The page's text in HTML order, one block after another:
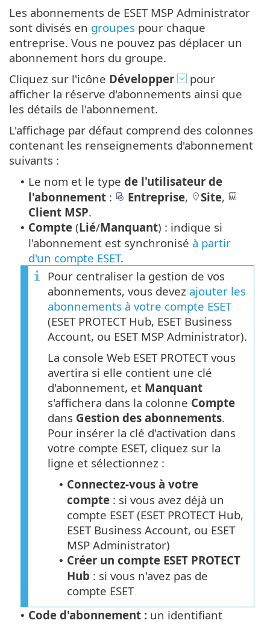
Les abonnements de ESET MSP Administrator
sont divisés en groupes pour chaque
entreprise. Vous ne pouvez pas déplacer un
abonnement hors du groupe.
Cliquez sur l'icône Développer
pour
afficher la réserve d'abonnements ainsi que
les détails de l'abonnement.
L'affichage par défaut comprend des colonnes
contenant les renseignements d'abonnement
suivants :
• Le nom et le type de l'utilisateur de
l'abonnement : Entreprise, Site,
Client MSP.
• Compte (Lié/Manquant) : indique si
l'abonnement est synchronisé à partir
d'un compte ESET.
Pour centraliser la gestion de vos
abonnements, vous devez ajouter les
abonnements à votre compte ESET
(ESET PROTECT Hub, ESET Business
Account, ou ESET MSP Administrator).
La console Web ESET PROTECT vous
avertira si elle contient une clé
d'abonnement, et Manquant
s'affichera dans la colonne Compte
dans Gestion des abonnements.
Pour insérer la clé d'activation dans
votre compte ESET, cliquez sur la
ligne et sélectionnez :
• Connectez-vous à votre
compte : si vous avez déjà un
compte ESET (ESET PROTECT Hub,
ESET Business Account, ou ESET
MSP Administrator)
• Créer un compte ESET PROTECT
Hub : si vous n'avez pas de
compte ESET
• Code d'abonnement : un identifiant